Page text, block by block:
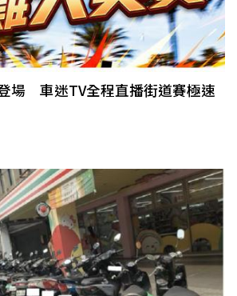
場 車迷TV全程直播街道賽極速